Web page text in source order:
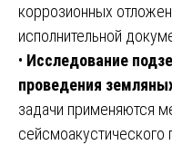
коррозионных
исполнительной
• Исследование
проведения
задачи применяются